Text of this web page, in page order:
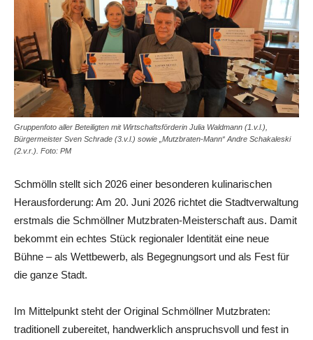
Gruppenfoto aller Beteiligten mit Wirtschaftsförderin Julia Waldmann (1.v.l.),
Bürgermeister Sven Schrade (3.v.l.) sowie „Mutzbraten-Mann“ Andre Schakaleski
(2.v.r.). Foto: PM
Schmölln stellt sich 2026 einer besonderen kulinarischen
Herausforderung: Am 20. Juni 2026 richtet die Stadtverwaltung
erstmals die Schmöllner Mutzbraten-Meisterschaft aus. Damit
bekommt ein echtes Stück regionaler Identität eine neue
Bühne – als Wettbewerb, als Begegnungsort und als Fest für
die ganze Stadt.
Im Mittelpunkt steht der Original Schmöllner Mutzbraten:
traditionell zubereitet, handwerklich anspruchsvoll und fest in